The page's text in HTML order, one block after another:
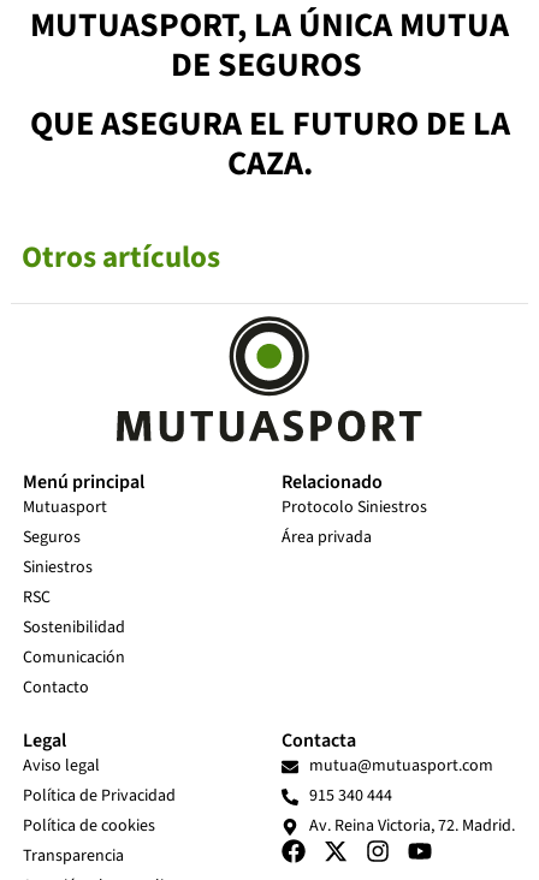
MUTUASPORT, LA ÚNICA MUTUA
DE SEGUROS
QUE ASEGURA EL FUTURO DE LA
CAZA.
Otros artículos
Menú principal
Mutuasport
Seguros
Siniestros
RSC
Sostenibilidad
Comunicación
Contacto
Relacionado
Protocolo Siniestros
Área privada
Legal
Aviso legal
Política de Privacidad
Política de cookies
Transparencia
Contacta
mutua@mutuasport.com
915 340 444
Av. Reina Victoria, 72. Madrid.